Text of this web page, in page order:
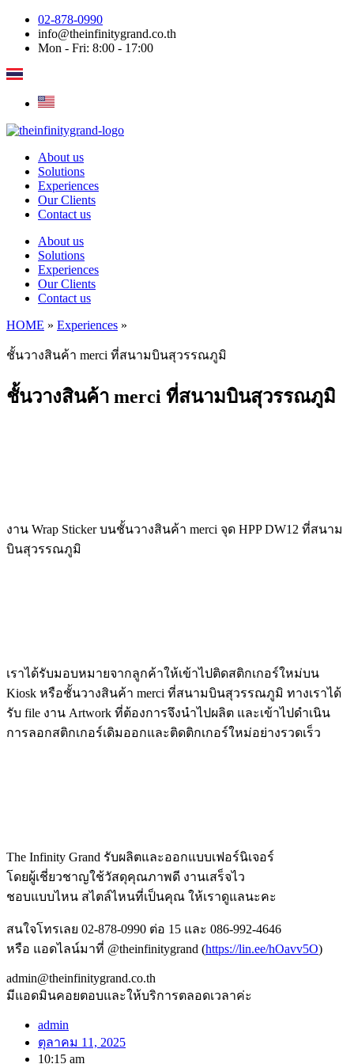
Skip
content
02-878-0990
info@theinfinitygrand.co.th
Mon - Fri: 8:00 - 17:00
About us
Solutions
Experiences
Our Clients
Contact us
About us
Solutions
Experiences
Our Clients
Contact us
HOME » Experiences »
ชั้นวางสินค้า merci ที่สนามบินสุวรรณภูมิ
ชั้นวางสินค้า merci ที่สนามบินสุวรรณภูมิ
งาน Wrap Sticker บนชั้นวางสินค้า merci จุด HPP DW12 ที่สนาม
บินสุวรรณภูมิ
เราได้รับมอบหมายจากลูกค้าให้เข้าไปติดสติกเกอร์ใหม่บน
Kiosk หรือชั้นวางสินค้า merci ที่สนามบินสุวรรณภูมิ ทางเราได้
รับ file งาน Artwork ที่ต้องการจึงนำไปผลิต และเข้าไปดำเนิน
การลอกสติกเกอร์เดิมออกและติดติกเกอร์ใหม่อย่างรวดเร็ว
The Infinity Grand รับผลิตและออกแบบเฟอร์นิเจอร์
โดยผู้เชี่ยวชาญใช้วัสดุคุณภาพดี งานเสร็จไว
ชอบแบบไหน สไตล์ไหนที่เป็นคุณ ให้เราดูแลนะคะ
สนใจโทรเลย 02-878-0990 ต่อ 15 และ 086-992-4646
หรือ แอดไลน์มาที่ @theinfinitygrand (https://lin.ee/hOavv5O)
admin@theinfinitygrand.co.th
มีแอดมินคอยตอบและให้บริการตลอดเวลาค่ะ
admin
ตุลาคม 11, 2025
10:15 am